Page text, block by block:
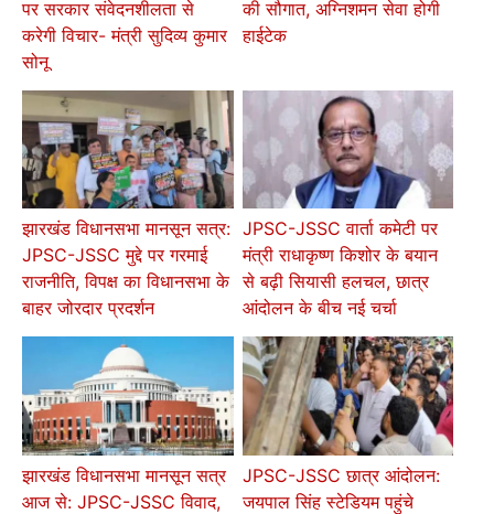
पर सरकार संवेदनशीलता से
करेगी विचार- मंत्री सुदिव्य कुमार
सोनू
की सौगात, अग्निशमन सेवा होगी
हाईटेक
झारखंड विधानसभा मानसून सत्र:
JPSC-JSSC मुद्दे पर गरमाई
राजनीति, विपक्ष का विधानसभा के
बाहर जोरदार प्रदर्शन
JPSC-JSSC वार्ता कमेटी पर
मंत्री राधाकृष्ण किशोर के बयान
से बढ़ी सियासी हलचल, छात्र
आंदोलन के बीच नई चर्चा
झारखंड विधानसभा मानसून सत्र
आज से: JPSC-JSSC विवाद,
JPSC-JSSC छात्र आंदोलन:
जयपाल सिंह स्टेडियम पहुंचे